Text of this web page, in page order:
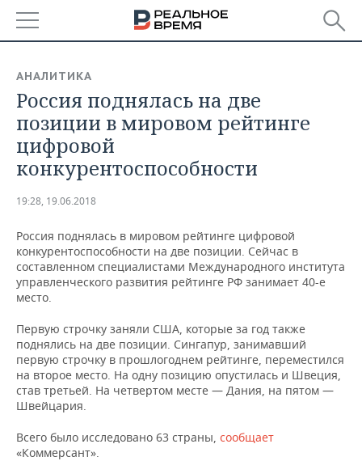
БАШКОРТОСТАН
ТАТАРСТАН
УДМУРТИЯ
НОВОСТИ
АНАЛИТИКА
НОВОСТИ АНАЛИТИКИ
ДЕКЛАРАЦИИ О ДОХОДАХ
КОРОЛИ ГОСЗАКАЗА ПФО
ВУЗЫ ТАТАРСТАНА
ТОРГОВЫЕ ЦЕНТРЫ
ТАТАРСТАНА
ЭКОНОМИКА
НОВОСТИ ЭКОНОМИКИ
ФИНАНСЫ
БАНКИ
ИНВЕСТИЦИИ
ПРОМЫШЛЕННОСТЬ
НОВОСТИ
ПРОМЫШЛЕННОСТИ
АГРОПРОМ
МАШИНОСТРОЕНИЕ
НЕФТЕХИМИЯ
НЕФТЬ
ОПК
НЕДВИЖИМОСТЬ
НОВОСТИ НЕДВИЖИМОСТИ
АВТО
НОВОСТИ БИЗНЕСА
РОЗНИЧНАЯ ТОРГОВЛЯ
ТРАНСПОРТ
ТЕХНОЛОГИИ
НОВОСТИ ТЕХНОЛОГИЙ
IT
МЕРОПРИЯТИЯ
НОВОСТИ МЕРОПРИЯТИЙ
СПОРТ
АНАЛИТИКА
Россия поднялась на две
позиции в мировом рейтинге
цифровой
конкурентоспособности
19:28, 19.06.2018
Россия поднялась в мировом рейтинге цифровой
конкурентоспособности на две позиции. Сейчас в
составленном специалистами Международного института
управленческого развития рейтинге РФ занимает 40-е
место.
Первую строчку заняли США, которые за год также
поднялись на две позиции. Сингапур, занимавший
первую строчку в прошлогоднем рейтинге, переместился
на второе место. На одну позицию опустилась и Швеция,
став третьей. На четвертом месте — Дания, на пятом —
Швейцария.
Всего было исследовано 63 страны, сообщает
«Коммерсант».